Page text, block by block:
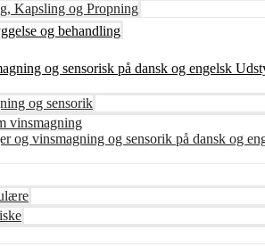
Kapsling og Propning
og behandling
og sensorisk på dansk og engelsk
og sensorik
vinsmagning
og vinsmagning og sensorik på dansk og